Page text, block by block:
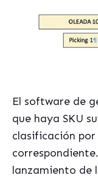
El software de
que haya SKU
clasificación
lanzamiento de